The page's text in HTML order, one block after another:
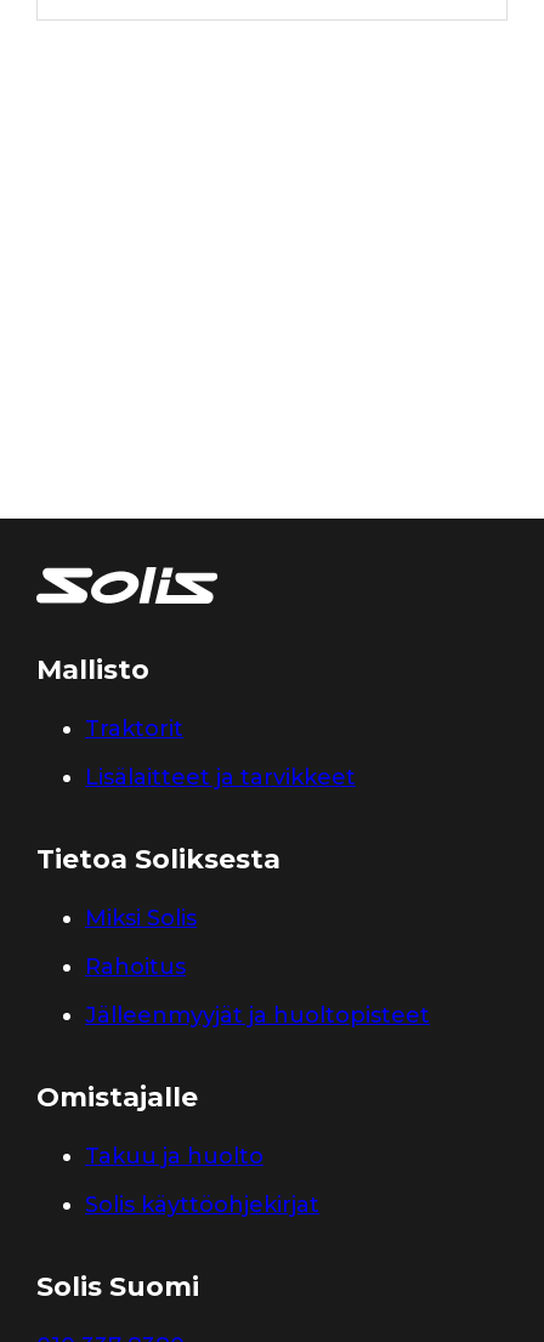
Mallisto
Traktorit
Lisälaitteet ja tarvikkeet
Tietoa Soliksesta
Miksi Solis
Rahoitus
Jälleenmyyjät ja huoltopisteet
Omistajalle
Takuu ja huolto
Solis käyttöohjekirjat
Solis Suomi